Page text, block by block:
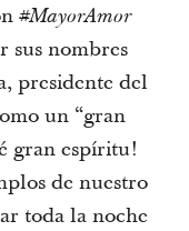
#MayorAmor
sus nombres
presidente del
un “gran
gran espíritu!
de nuestro
toda la noche